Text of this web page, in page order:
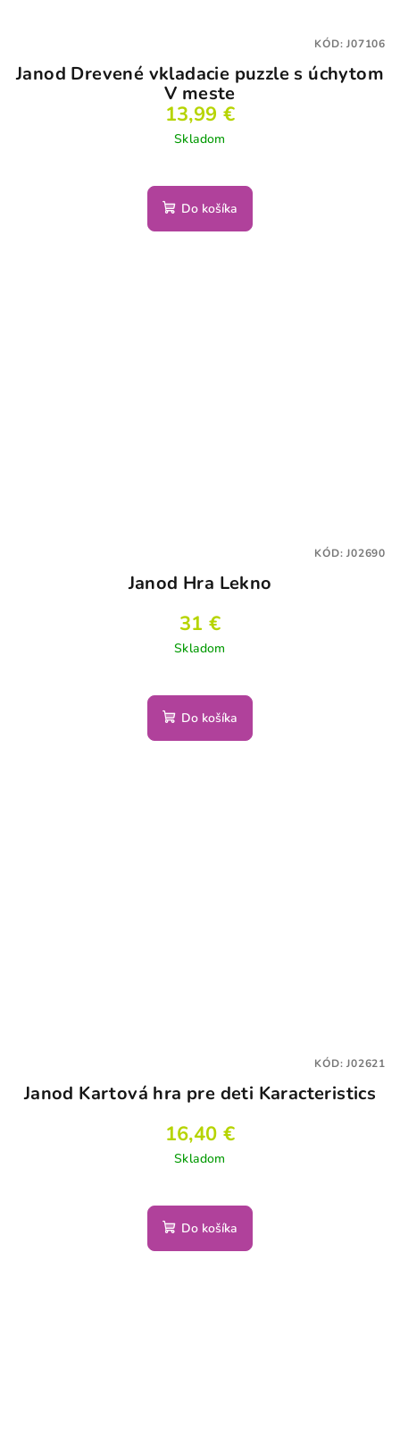
Janod Drevené vkladacie puzzle s úchytom
V meste
13,99 €
Skladom
Do košíka
KÓD:J07106
Janod Hra Lekno
31 €
Skladom
Do košíka
KÓD:J02690
Janod Kartová hra pre deti Karacteristics
16,40 €
Skladom
Do košíka
KÓD:J02621